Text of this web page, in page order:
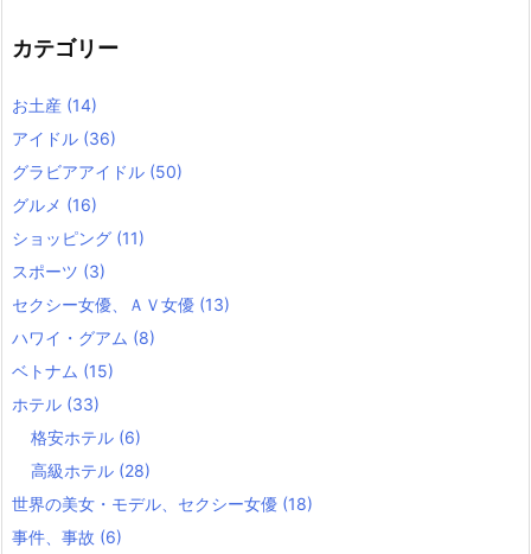
カテゴリー
お土産 (14)
アイドル (36)
グラビアアイドル (50)
グルメ (16)
ショッピング (11)
スポーツ (3)
セクシー女優、ＡＶ女優 (13)
ハワイ・グアム (8)
ベトナム (15)
ホテル (33)
格安ホテル (6)
高級ホテル (28)
世界の美女・モデル、セクシー女優 (18)
事件、事故 (6)